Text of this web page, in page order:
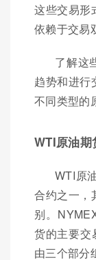
这些交易形
依赖于交易
了解这
趋势和进行
不同类型的
WTI原油期
WTI原
合约之一，
别。
货的主要交
由三个部分